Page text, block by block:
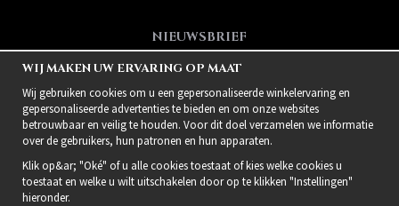
NIEUWSBRIEF
Meld je aan voor de
nieuwsbrief!
WIJ MAKEN UW ERVARING OP MAAT
Wij gebruiken cookies om u een gepersonaliseerde winkelervaring en
gepersonaliseerde advertenties te bieden en om onze websites
betrouwbaar en veilig te houden. Voor dit doel verzamelen we informatie
over de gebruikers, hun patronen en hun apparaten.
Klik op&ar; "Oké" of u alle cookies toestaat of kies welke cookies u
toestaat en welke u wilt uitschakelen door op te klikken "Instellingen"
hieronder.